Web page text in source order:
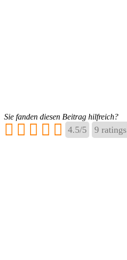
Sie fanden diesen Beitrag hilfreich?
4.5/5 9 ratings